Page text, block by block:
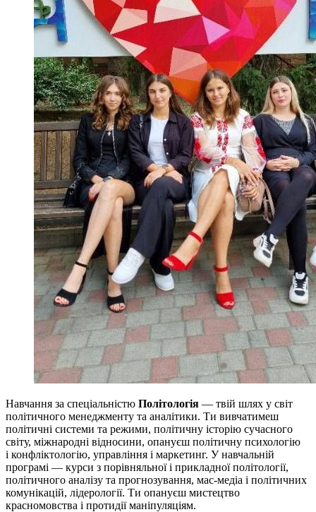
Навчання за спеціальністю Політологія — твій шлях у світ
політичного менеджменту та аналітики. Ти вивчатимеш
політичні системи та режими, політичну історію сучасного
світу, міжнародні відносини, опануєш політичну психологію
і конфліктологію, управління і маркетинг. У навчальній
програмі — курси з порівняльної і прикладної політології,
політичного аналізу та прогнозування, мас-медіа і політичних
комунікацій, лідерології. Ти опануєш мистецтво
красномовства і протидії маніпуляціям.